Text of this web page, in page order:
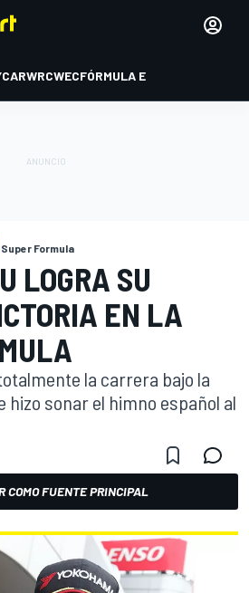
WRCWECFÓRMULA E
Super Formula
LOGRA SU
EN LA
la carrera bajo la
hizo sonar el himno español al
COMO FUENTE PRINCIPAL